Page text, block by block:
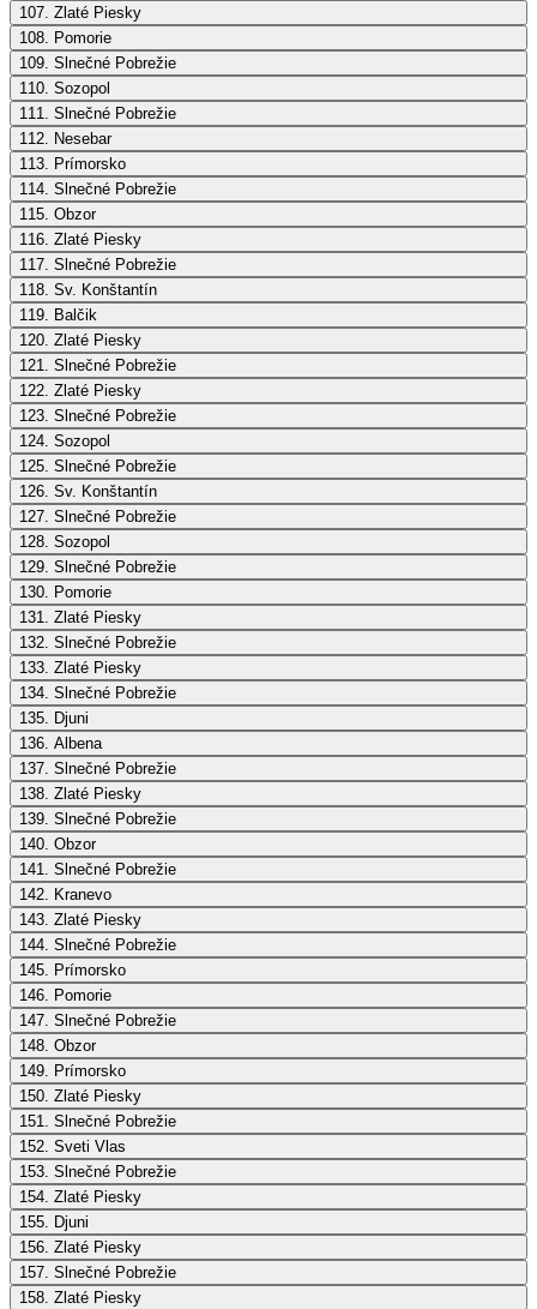
107. Zlaté Piesky
108. Pomorie
109. Slnečné Pobrežie
110. Sozopol
111. Slnečné Pobrežie
112. Nesebar
113. Prímorsko
114. Slnečné Pobrežie
115. Obzor
116. Zlaté Piesky
117. Slnečné Pobrežie
118. Sv. Konštantín
119. Balčik
120. Zlaté Piesky
121. Slnečné Pobrežie
122. Zlaté Piesky
123. Slnečné Pobrežie
124. Sozopol
125. Slnečné Pobrežie
126. Sv. Konštantín
127. Slnečné Pobrežie
128. Sozopol
129. Slnečné Pobrežie
130. Pomorie
131. Zlaté Piesky
132. Slnečné Pobrežie
133. Zlaté Piesky
134. Slnečné Pobrežie
135. Djuni
136. Albena
137. Slnečné Pobrežie
138. Zlaté Piesky
139. Slnečné Pobrežie
140. Obzor
141. Slnečné Pobrežie
142. Kranevo
143. Zlaté Piesky
144. Slnečné Pobrežie
145. Prímorsko
146. Pomorie
147. Slnečné Pobrežie
148. Obzor
149. Prímorsko
150. Zlaté Piesky
151. Slnečné Pobrežie
152. Sveti Vlas
153. Slnečné Pobrežie
154. Zlaté Piesky
155. Djuni
156. Zlaté Piesky
157. Slnečné Pobrežie
158. Zlaté Piesky